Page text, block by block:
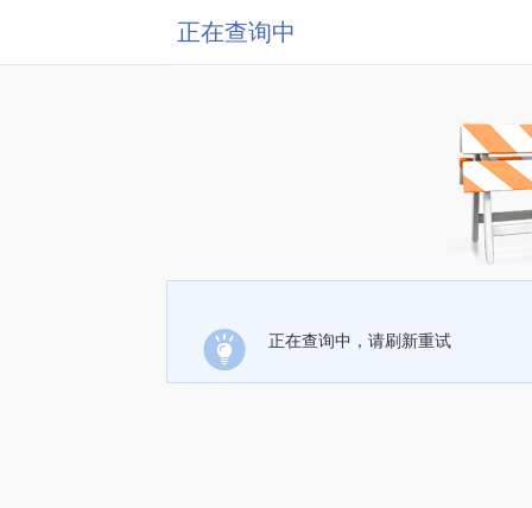
正在查询中
正在查询中，请刷新重试